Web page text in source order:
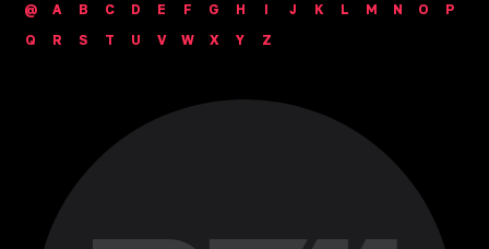
@
A B C D E F G H I J K L M N O
P
Q
R S T U V W X Y Z